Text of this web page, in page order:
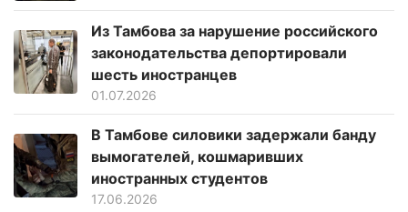
Из Тамбова за нарушение российского
законодательства депортировали
шесть иностранцев
01.07.2026
В Тамбове силовики задержали банду
вымогателей, кошмаривших
иностранных студентов
17.06.2026